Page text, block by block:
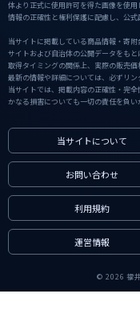
体より正式に使用許可を得た画像を使用
情報の正確性と権利保護に配慮し、公式
当サイトに掲載している商品情報・寄
サイトおよび自治体の公開データをもと
取得タイミングの関係上、実際の販売価
最新の情報や詳細については、必ずリ
当サイトでは、掲載内容の正確性・完
かなる損害についても一切の責任を負い
当サイトについて
お問い合わせ
利用規約
運営情報
© 2026 福井